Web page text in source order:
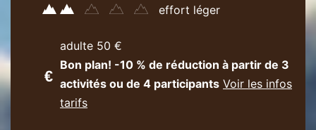
effort léger
adulte 50 €
Bon plan! -10 % de réduction à partir de 3
activités ou de 4 participants Voir les infos
tarifs